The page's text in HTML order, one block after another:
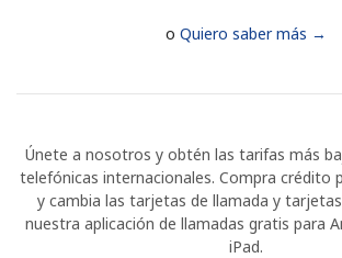
Iniciar Sesión
o
o Quiero saber más →
Únete a nosotros y obtén las tarifas más
telefónicas internacionales. Compra crédito
y cambia las tarjetas de llamada y
nuestra aplicación de llamadas gratis para
iPad.